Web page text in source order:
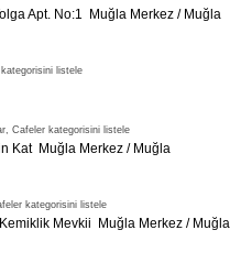
Apt. No:1 Muğla Merkez / Muğla
listele
Cafeler kategorisini listele
Kat Muğla Merkez / Muğla
kategorisini listele
Mevkii Muğla Merkez / Muğla